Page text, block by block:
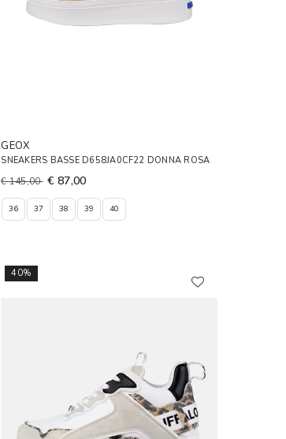
GEOX
SNEAKERS BASSE D658JA0CF22 DONNA ROSA
€ 145,00 € 87,00
36 37 38 39 40
40%